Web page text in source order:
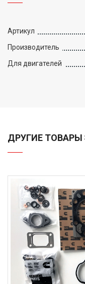
Артикул
Производитель
Для двигателей
ДРУГИЕ ТОВАРЫ